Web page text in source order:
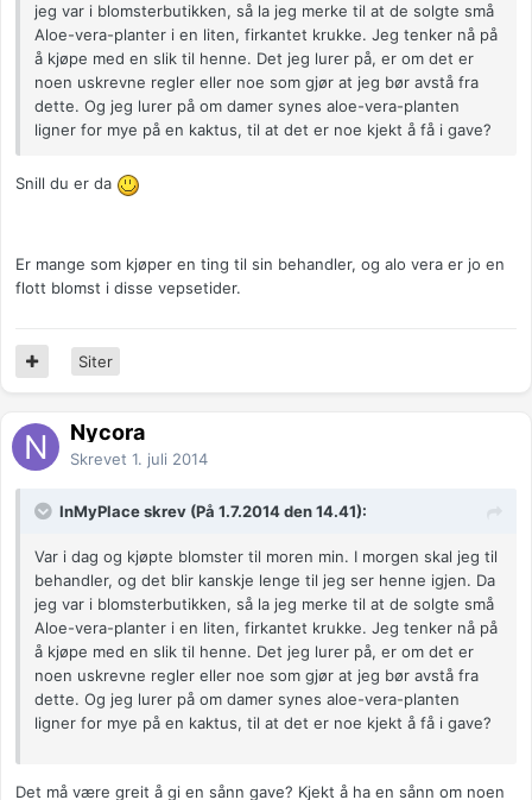
jeg var i blomsterbutikken, så la jeg merke til at de solgte små
Aloe-vera-planter i en liten, firkantet krukke. Jeg tenker nå på
å kjøpe med en slik til henne. Det jeg lurer på, er om det er
noen uskrevne regler eller noe som gjør at jeg bør avstå fra
dette. Og jeg lurer på om damer synes aloe-vera-planten
ligner for mye på en kaktus, til at det er noe kjekt å få i gave?
Snill du er da
Er mange som kjøper en ting til sin behandler, og alo vera er jo en
flott blomst i disse vepsetider.
Siter
Nycora
Skrevet 1. juli 2014
InMyPlace skrev (På 1.7.2014 den 14.41):
Var i dag og kjøpte blomster til moren min. I morgen skal jeg til
behandler, og det blir kanskje lenge til jeg ser henne igjen. Da
jeg var i blomsterbutikken, så la jeg merke til at de solgte små
Aloe-vera-planter i en liten, firkantet krukke. Jeg tenker nå på
å kjøpe med en slik til henne. Det jeg lurer på, er om det er
noen uskrevne regler eller noe som gjør at jeg bør avstå fra
dette. Og jeg lurer på om damer synes aloe-vera-planten
ligner for mye på en kaktus, til at det er noe kjekt å få i gave?
Det må være greit å gi en sånn gave? Kjekt å ha en sånn om noen